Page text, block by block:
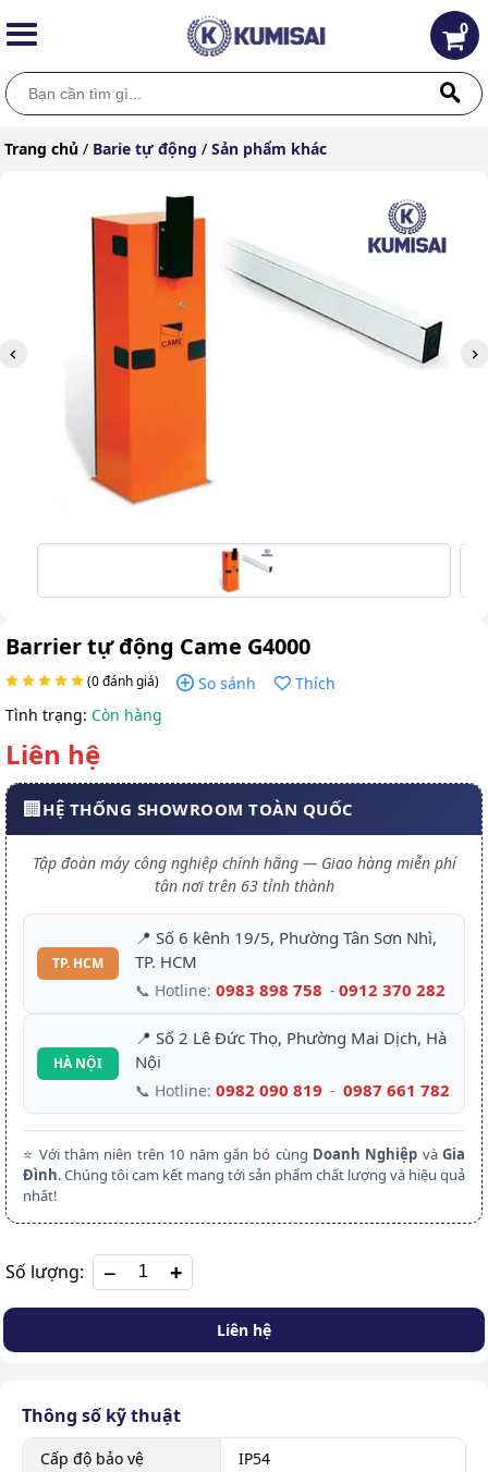
0
Trang chủ / Barie tự động / Sản phẩm khác
Barrier tự động Came G4000
(0 đánh giá) So sánh
Thích
Tình trạng: Còn hàng
Liên hệ
🏢HỆ THỐNG SHOWROOM TOÀN QUỐC
Tập đoàn máy công nghiệp chính hãng — Giao hàng miễn phí
tận nơi trên 63 tỉnh thành
TP. HCM
📍 Số 6 kênh 19/5, Phường Tân Sơn Nhì,
TP. HCM
📞 Hotline: 0983 898 758 - 0912 370 282
HÀ NỘI
📍 Số 2 Lê Đức Thọ, Phường Mai Dịch, Hà
Nội
📞 Hotline: 0982 090 819 - 0987 661 782
⭐ Với thâm niên trên 10 năm gắn bó cùng Doanh Nghiệp vàGia
Đình. Chúng tôi cam kết mang tới sản phẩm chất lượng và hiệu quả
nhất!
Số lượng: +
Liên hệ
Thông số kỹ thuật
Cấp độ bảo vệ
IP54